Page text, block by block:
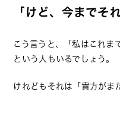
「けど、今までそ
こう言うと、「私はこれま
という人もいるでしょう。
けれどもそれは「貴方がま